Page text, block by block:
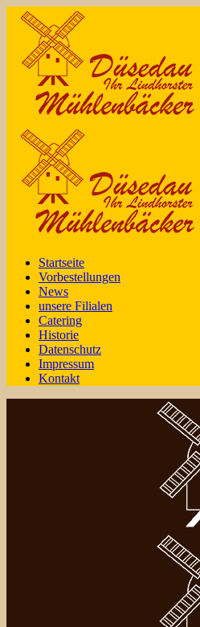
Startseite
Vorbestellungen
News
unsere Filialen
Catering
Historie
Datenschutz
Impressum
Kontakt